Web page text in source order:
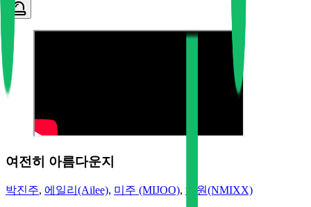
여전히 아름다운지
박진주, 에일리(Ailee), 미주 (MIJOO), 해원(NMIXX)